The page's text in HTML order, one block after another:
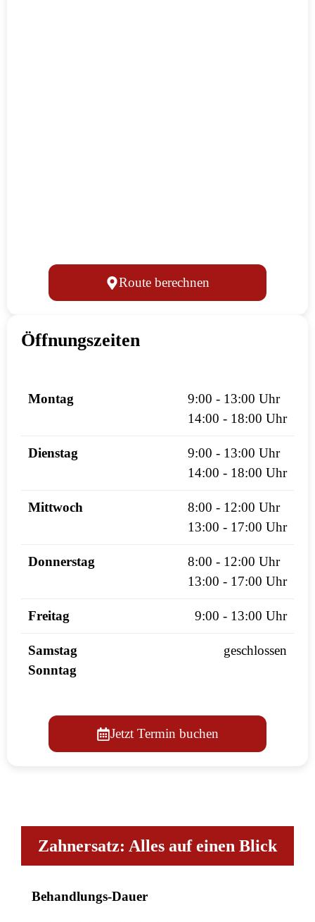
Route berechnen
Öffnungszeiten
Montag
9:00 - 13:00 Uhr
14:00 - 18:00 Uhr
Dienstag
9:00 - 13:00 Uhr
14:00 - 18:00 Uhr
Mittwoch
8:00 - 12:00 Uhr
13:00 - 17:00 Uhr
Donnerstag
8:00 - 12:00 Uhr
13:00 - 17:00 Uhr
Freitag 9:00 - 13:00 Uhr
Samstag
Sonntag
geschlossen
Jetzt Termin buchen
Zahn­ersatz Alles auf einen Blick
Behandlungs-Dauer